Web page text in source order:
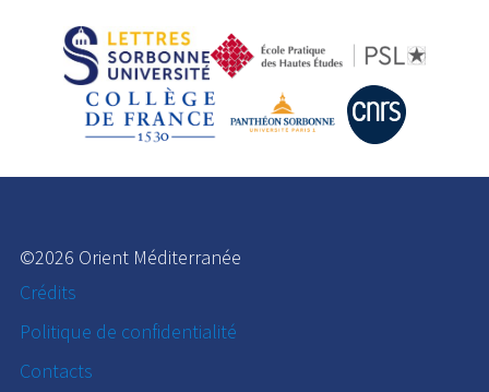
©2026 Orient Méditerranée
Crédits
Politique de confidentialité
Contacts